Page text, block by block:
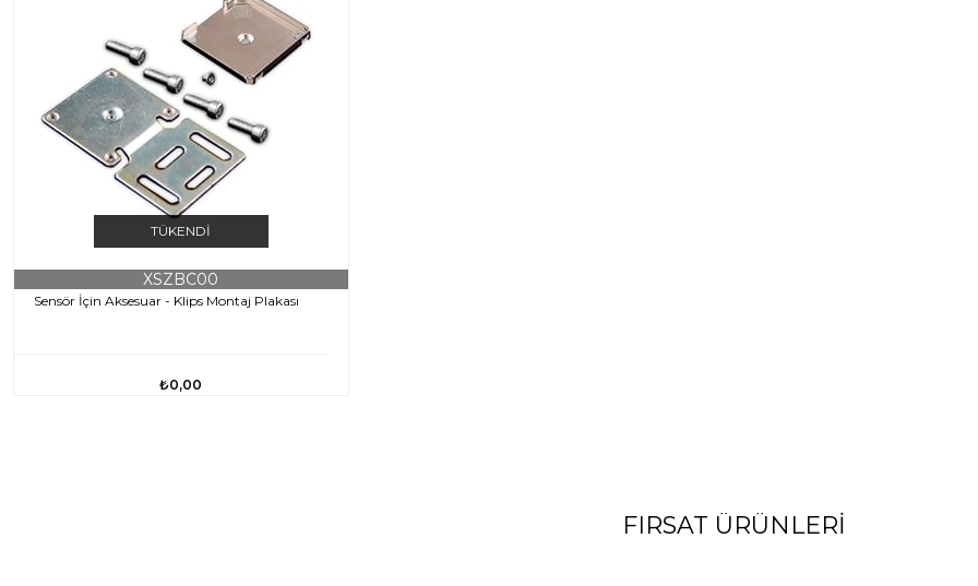
TÜKENDI
Sensör İçin Aksesuar - Klips Montaj Plakası
XSZBC00
₺0,00
FIRSAT ÜRÜNLERI